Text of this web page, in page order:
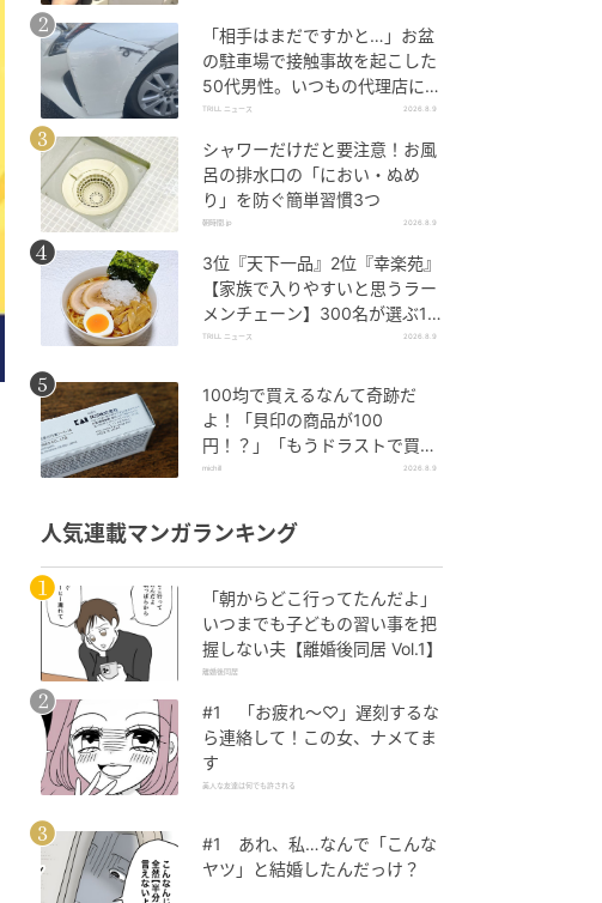
「相手はまだですかと…」お盆
の駐車場で接触事故を起こした
50代男性。いつもの代理店に電
話がつながらず陥った“パニッ
TRILL ニュース 2026.8.9
シャワーだけだと要注意！お風
呂の排水口の「におい・ぬめ
り」を防ぐ簡単習慣3つ
朝時間.jp 2026.8.9
3位『天下一品』2位『幸楽苑』
【家族で入りやすいと思うラー
メンチェーン】300名が選ぶ1
位に「安心い」「お子様メニュ
TRILL ニュース 2026.8.9
100均で買えるなんて奇跡だ
よ！「貝印の商品が100
円！？」「もうドラストで買え
ません！」
michill 2026.8.9
人気連載マンガランキング
「朝からどこ行ってたんだよ」
いつまでも子どもの習い事を把
握しない夫【離婚後同居 Vol.1】
離婚後同居
#1 「お疲れ〜♡」遅刻するな
ら連絡して！この女、ナメてま
す
美人な友達は何でも許される
#1 あれ、私…なんで「こんな
ヤツ」と結婚したんだっけ？